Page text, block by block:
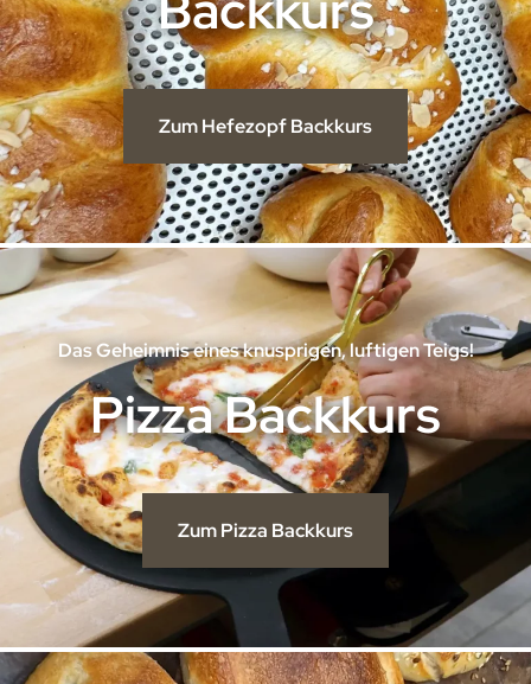
Zum Hefezopf Backkurs
Das Geheimnis eines knusprigen, luftigen Teigs!
Pizza Backkurs
Zum Pizza Backkurs